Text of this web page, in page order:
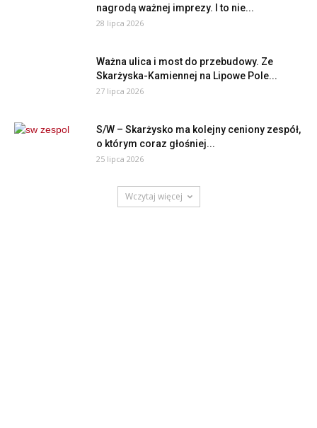
nagrodą ważnej imprezy. I to nie...
28 lipca 2026
Ważna ulica i most do przebudowy. Ze
Skarżyska-Kamiennej na Lipowe Pole...
27 lipca 2026
S/W – Skarżysko ma kolejny ceniony zespół,
o którym coraz głośniej...
25 lipca 2026
Wczytaj więcej